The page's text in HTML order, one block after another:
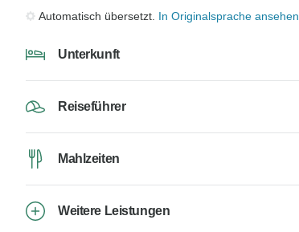
Automatisch übersetzt. In Originalsprache ansehen
Unterkunft
Reiseführer
Mahlzeiten
Weitere Leistungen